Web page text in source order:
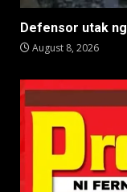
Defensor utak
August 8, 2026